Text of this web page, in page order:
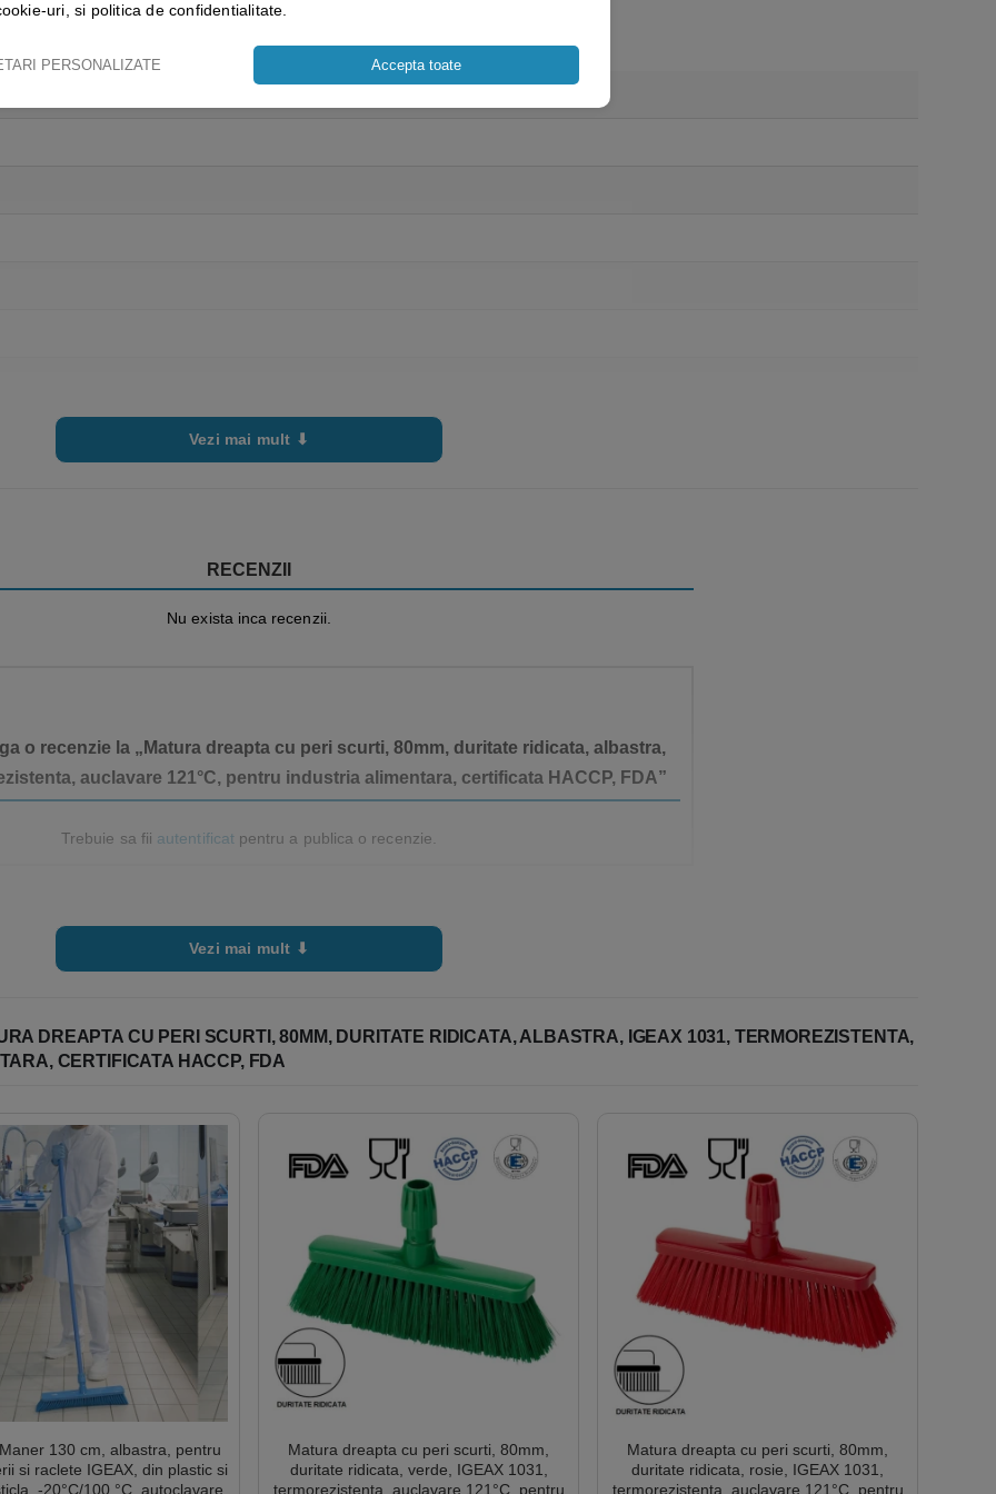
si murdaria de curatat, ținând cont de forma, dimensiunea sau duritatea perilor.
adecvate de decontaminare, în concentrații, timpi și temperaturile furnizate.• Asigurați-vă că uneltele se usucă complet
și departe de surse de lumină intensă sau de căldură.
cat si perii trebuie sa fie in stare buna.
Vezi mai mult ⬇
RECENZII
Nu exista inca recenzii.
o recenzie la „Matura dreapta cu peri scurti, 80mm, duritate ridicata, albastra,
auclavare 121°C, pentru industria alimentara, certificata HACCP, FDA”
Trebuie sa fii autentificat pentru a publica o recenzie.
Vezi mai mult ⬇
DREAPTA CU PERI SCURTI, 80MM, DURITATE RIDICATA, ALBASTRA, IGEAX 1031, TERMOREZISTENTA,
CERTIFICATA HACCP, FDA
130 cm, albastra, pentru
si raclete IGEAX, din plastic si
-20°C/100 °C, autoclavare
Matura dreapta cu peri scurti, 80mm,
duritate ridicata, verde, IGEAX 1031,
termorezistenta, auclavare 121°C, pentru
Matura dreapta cu peri scurti, 80mm,
duritate ridicata, rosie, IGEAX 1031,
termorezistenta, auclavare 121°C, pentru
uri, si politica de confidentialitate.
PERSONALIZATE Accepta toate